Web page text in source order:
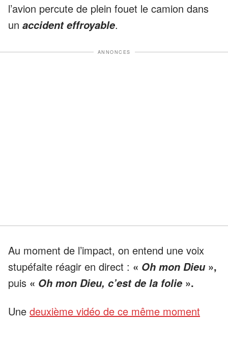
l’avion percute de plein fouet le camion dans
un accident effroyable.
ANNONCES
Au moment de l’impact, on entend une voix
stupéfaite réagir en direct : « Oh mon Dieu»,
puis « Oh mon Dieu, c’est de la folie ».
Une deuxième vidéo de ce même moment